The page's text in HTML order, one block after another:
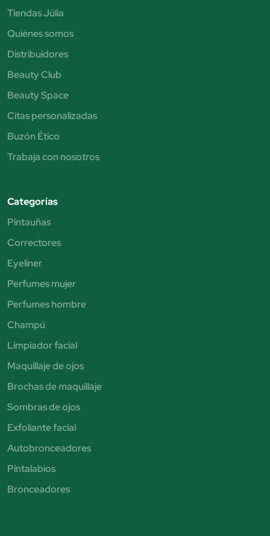
Tiendas Júlia
Quiénes somos
Distribuidores
Beauty Club
Beauty Space
Citas personalizadas
Buzón Ético
Trabaja con nosotros
Categorías
Pintauñas
Correctores
Eyeliner
Perfumes mujer
Perfumes hombre
Champú
Limpiador facial
Maquillaje de ojos
Brochas de maquillaje
Sombras de ojos
Exfoliante facial
Autobronceadores
Pintalabios
Bronceadores